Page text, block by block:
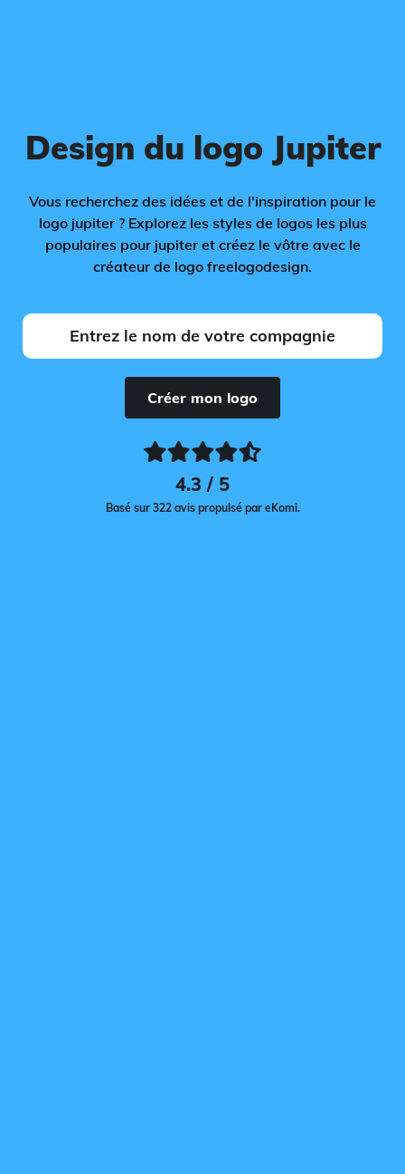
Design du logo Jupiter
Vous recherchez des idées et de l'inspiration pour le
logo jupiter ? Explorez les styles de logos les plus
populaires pour jupiter et créez le vôtre avec le
créateur de logo freelogodesign.
Créer mon logo
4.3 / 5
Basé sur 322 avis propulsé par eKomi.